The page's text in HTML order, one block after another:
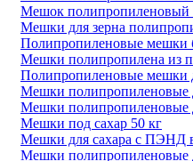
Мешок полипропиленовый
Мешки для зерна
Полипропиленовые мешки
Мешки полипропилена из
Полипропиленовые мешки
Мешки полипропиленовые
Мешки полипропиленовые
Мешки под сахар 50 кг
Мешки для сахара с ПЭНД
Мешки полипропиленовые